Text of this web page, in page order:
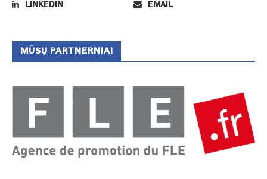
LINKEDIN EMAIL
MŪSŲ PARTNERNIAI